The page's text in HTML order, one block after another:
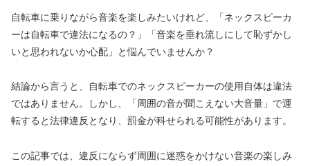
自転車に乗りながら音楽を楽しみたいけれど、「ネックスピーカ
ーは自転車で違法になるの？」「音楽を垂れ流しにして恥ずかし
いと思われないか心配」と悩んでいませんか？
結論から言うと、自転車でのネックスピーカーの使用自体は違法
ではありません。しかし、「周囲の音が聞こえない大音量」で運
転すると法律違反となり、罰金が科せられる可能性があります。
この記事では、違反にならず周囲に迷惑をかけない音楽の楽しみ